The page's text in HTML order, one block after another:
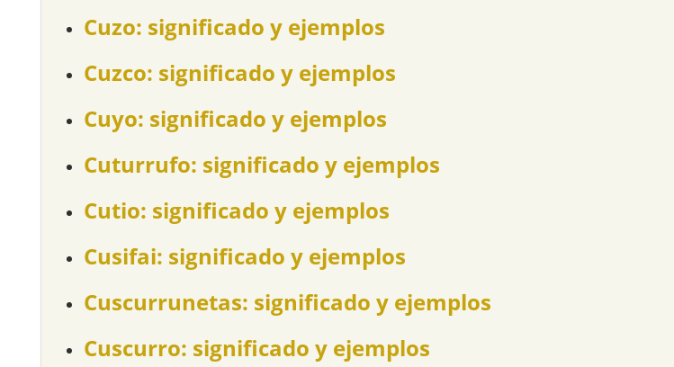
Cuzo: significado y ejemplos
Cuzco: significado y ejemplos
Cuyo: significado y ejemplos
Cuturrufo: significado y ejemplos
Cutio: significado y ejemplos
Cusifai: significado y ejemplos
Cuscurrunetas: significado y ejemplos
Cuscurro: significado y ejemplos